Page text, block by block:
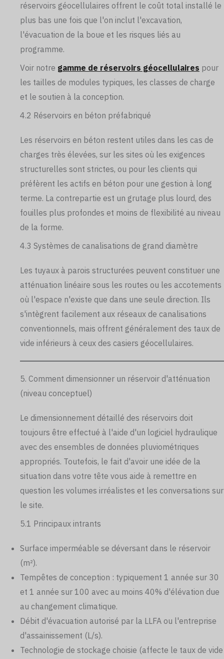
réservoirs géocellulaires offrent le coût total installé le
plus bas une fois que l'on inclut l'excavation,
l'évacuation de la boue et les risques liés au
programme.
Voir notre gamme de réservoirs géocellulaires pour
les tailles de modules typiques, les classes de charge
et le soutien à la conception.
4.2 Réservoirs en béton préfabriqué
Les réservoirs en béton restent utiles dans les cas de
charges très élevées, sur les sites où les exigences
structurelles sont strictes, ou pour les clients qui
préfèrent les actifs en béton pour une gestion à long
terme. La contrepartie est un grutage plus lourd, des
fouilles plus profondes et moins de flexibilité au niveau
de la forme.
4.3 Systèmes de canalisations de grand diamètre
Les tuyaux à parois structurées peuvent constituer une
atténuation linéaire sous les routes ou les accotements
où l'espace n'existe que dans une seule direction. Ils
s'intègrent facilement aux réseaux de canalisations
conventionnels, mais offrent généralement des taux de
vide inférieurs à ceux des casiers géocellulaires.
5. Comment dimensionner un réservoir d'atténuation
(niveau conceptuel)
Le dimensionnement détaillé des réservoirs doit
toujours être effectué à l'aide d'un logiciel hydraulique
avec des ensembles de données pluviométriques
appropriés. Toutefois, le fait d'avoir une idée de la
situation dans votre tête vous aide à remettre en
question les volumes irréalistes et les conversations sur
le site.
5.1 Principaux intrants
Surface imperméable se déversant dans le réservoir
(m²).
Tempêtes de conception : typiquement 1 année sur 30
et 1 année sur 100 avec au moins 40% d'élévation due
au changement climatique.
Débit d'évacuation autorisé par la LLFA ou l'entreprise
d'assainissement (L/s).
Technologie de stockage choisie (affecte le taux de vide